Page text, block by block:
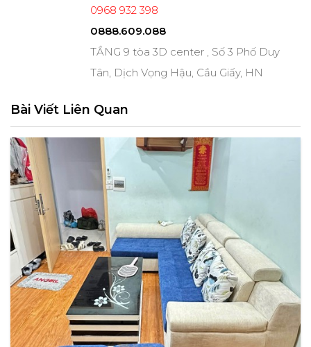
0968 932 398
0888.609.088
TẦNG 9 tòa 3D center , Số 3 Phố Duy
Tân, Dịch Vọng Hậu, Cầu Giấy, HN
Bài Viết Liên Quan